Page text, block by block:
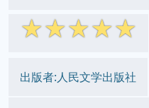
☆☆☆☆☆
出版者:人民文学出版社